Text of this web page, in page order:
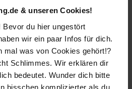
& unseren Cookies!
du hier ungestört
wir ein paar Infos für dich.
mal was von Cookies gehört!?
Schlimmes. Wir erklären dir
bedeutet. Wunder dich bitte
bisschen komplizierter als du
Blacks und Pigment Blacks)
braucht man das?
schwarze Fingerspitzen